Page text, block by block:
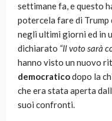
settimane fa, e questo
potercela fare di
negli ultimi giorni ed in
dichiarato “Il voto sarà
hanno visto un nuovo
democraticodopo la
che era stata aperta
suoi confronti.